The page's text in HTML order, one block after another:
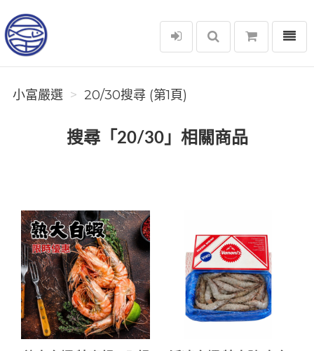
小富嚴選
選單
小富嚴選 20/30搜尋 (第1頁)
搜尋「20/30」相關商品